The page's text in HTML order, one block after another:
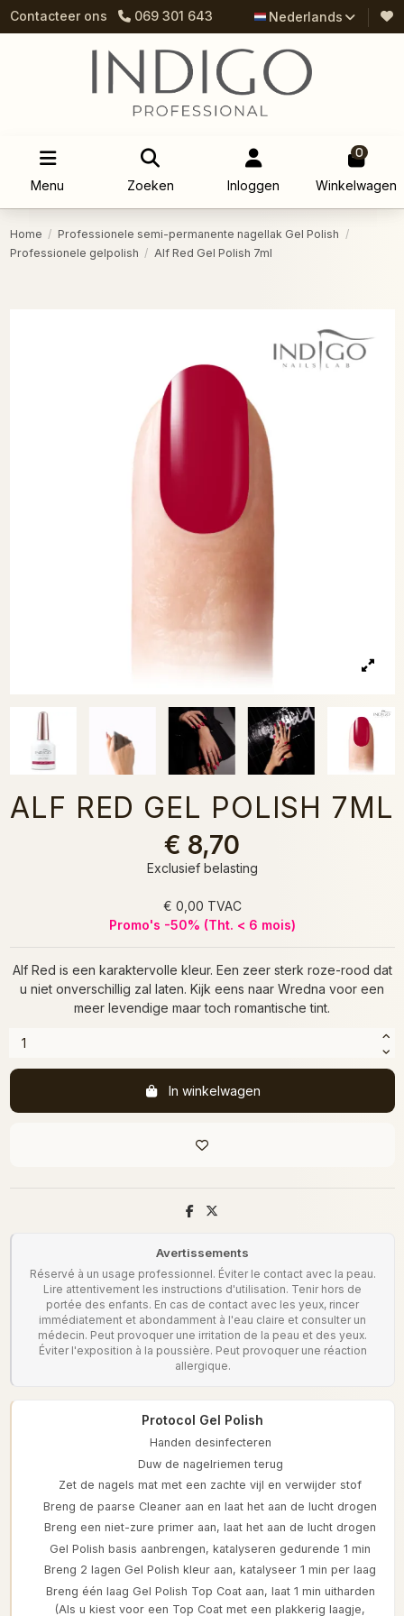
Contacteer ons 069 301 643 Nederlands
Menu Zoeken Inloggen
0
Winkelwagen
Home
Professionele semi-permanente nagellak Gel Polish
Professionele gelpolish
Alf Red Gel Polish 7ml
ALF RED GEL POLISH 7ML
€ 8,70
Exclusief belasting
€ 0,00 TVAC
Promo's -50% (Tht. < 6 mois)
Alf Red is een karaktervolle kleur. Een zeer sterk roze-rood dat
u niet onverschillig zal laten. Kijk eens naar Wredna voor een
meer levendige maar toch romantische tint.
In winkelwagen
Avertissements
Réservé à un usage professionnel. Éviter le contact avec la peau.
Lire attentivement les instructions d'utilisation. Tenir hors de
portée des enfants. En cas de contact avec les yeux, rincer
immédiatement et abondamment à l'eau claire et consulter un
médecin. Peut provoquer une irritation de la peau et des yeux.
Éviter l'exposition à la poussière. Peut provoquer une réaction
allergique.
Protocol Gel Polish
Handen desinfecteren
Duw de nagelriemen terug
Zet de nagels mat met een zachte vijl en verwijder stof
Breng de paarse Cleaner aan en laat het aan de lucht drogen
Breng een niet-zure primer aan, laat het aan de lucht drogen
Gel Polish basis aanbrengen, katalyseren gedurende 1 min
Breng 2 lagen Gel Polish kleur aan, katalyseer 1 min per laag
Breng één laag Gel Polish Top Coat aan, laat 1 min uitharden
(Als u kiest voor een Top Coat met een plakkerig laagje,